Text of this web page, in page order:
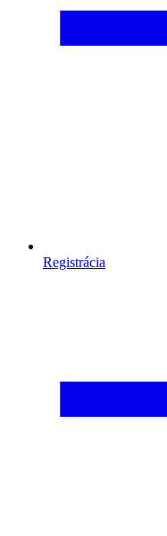
Registrácia